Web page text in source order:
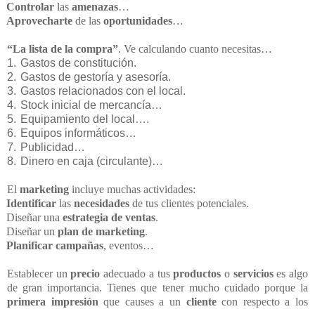
Controlar las amenazas…
Aprovecharte de las oportunidades…
“La lista de la compra”. Ve calculando cuanto necesitas…
1. Gastos de constitución.
2. Gastos de gestoría y asesoría.
3. Gastos relacionados con el local.
4. Stock inicial de mercancía…
5. Equipamiento del local….
6. Equipos informáticos…
7. Publicidad…
8. Dinero en caja (circulante)…
El marketing incluye muchas actividades:
Identificar las necesidades de tus clientes potenciales.
Diseñar una estrategia de ventas.
Diseñar un plan de marketing.
Planificar campañas, eventos…
Establecer unprecio adecuado a tusproductos o servicioses algo
de gran importancia. Tienes que tener mucho cuidado porque la
primera impresión que causes a un clientecon respecto a los